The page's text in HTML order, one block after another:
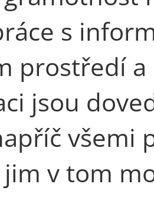
s
prostředí
jsou
všemi
v tom